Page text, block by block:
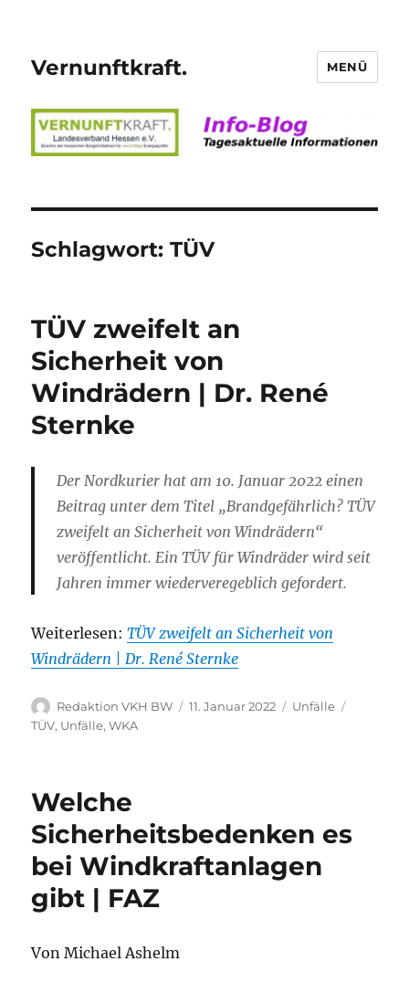
Vernunftkraft. MENÜ
Schlagwort:TÜV
TÜV zweifelt an
Sicherheit von
Windrädern | Dr. René
Sternke
Der Nordkurier hat am 10. Januar 2022 einen
Beitrag unter dem Titel „Brandgefährlich? TÜV
zweifelt an Sicherheit von Windrädern“
veröffentlicht. Ein TÜV für Windräder wird seit
Jahren immer wiederveregeblich gefordert.
Weiterlesen:TÜV zweifelt an Sicherheit von
Windrädern | Dr. René Sternke
Autor
Redaktion VKH BW
Veröffentlicht
11. Januar 2022 Kategorien
Unfälle
TÜV, Unfälle,WKA
Welche
Sicherheitsbedenken es
bei Windkraftanlagen
gibt | FAZ
VonMichael Ashelm